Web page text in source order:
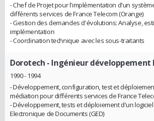
- Chef de Projet pour l'implémentation d'un
différents services de France Telecom (Orange)
- Gestion des demandes d'évolutions: Analyse,
implémentation
- Coordination technique avec les sous-traitants
Dorotech - Ingénieur développement
1990 - 1994
- Développement, configuration, test et
médiation pour différents services de France
- Développement, tests et déploiement d'un
Electronique de Documents (GED)